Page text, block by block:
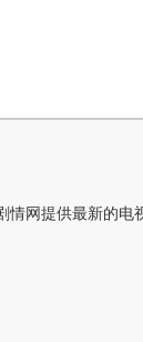
情网提供最新的电